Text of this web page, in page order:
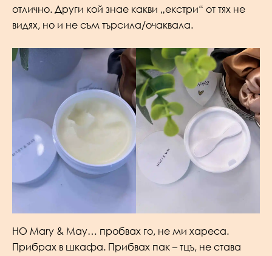
отлично. Други кой знае какви „екстри“ от тях не
видях, но и не съм търсила/очаквала.
НО Mary & May… пробвах го, не ми хареса.
Прибрах в шкафа. Прибвах пак – тцъ, не става